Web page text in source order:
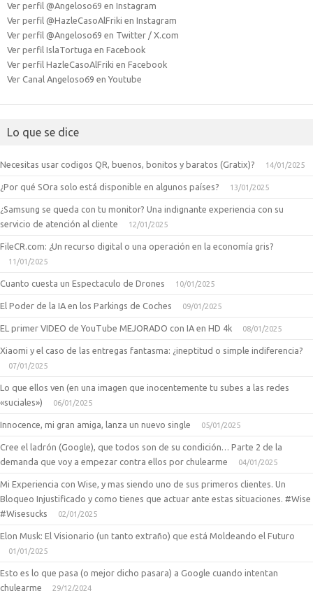
Ver perfil @Angeloso69 en Instagram
Ver perfil @HazleCasoAlFriki en Instagram
Ver perfil @Angeloso69 en Twitter / X.com
Ver perfil IslaTortuga en Facebook
Ver perfil HazleCasoAlFriki en Facebook
Ver Canal Angeloso69 en Youtube
Lo que se dice
Necesitas usar codigos QR, buenos, bonitos y baratos (Gratix)? 14/01/2025
¿Por qué SOra solo está disponible en algunos países? 13/01/2025
¿Samsung se queda con tu monitor? Una indignante experiencia con su
servicio de atención al cliente
12/01/2025
FileCR.com: ¿Un recurso digital o una operación en la economía gris?
11/01/2025
Cuanto cuesta un Espectaculo de Drones 10/01/2025
El Poder de la IA en los Parkings de Coches 09/01/2025
EL primer VIDEO de YouTube MEJORADO con IA en HD 4k 08/01/2025
Xiaomi y el caso de las entregas fantasma: ¿ineptitud o simple indiferencia?
07/01/2025
Lo que ellos ven (en una imagen que inocentemente tu subes a las redes
«suciales»)
06/01/2025
Innocence, mi gran amiga, lanza un nuevo single 05/01/2025
Cree el ladrón (Google), que todos son de su condición… Parte 2 de la
demanda que voy a empezar contra ellos por chulearme
04/01/2025
Mi Experiencia con Wise, y mas siendo uno de sus primeros clientes. Un
Bloqueo Injustificado y como tienes que actuar ante estas situaciones. #Wise
#Wisesucks
02/01/2025
Elon Musk: El Visionario (un tanto extraño) que está Moldeando el Futuro
01/01/2025
Esto es lo que pasa (o mejor dicho pasara) a Google cuando intentan
chulearme
29/12/2024